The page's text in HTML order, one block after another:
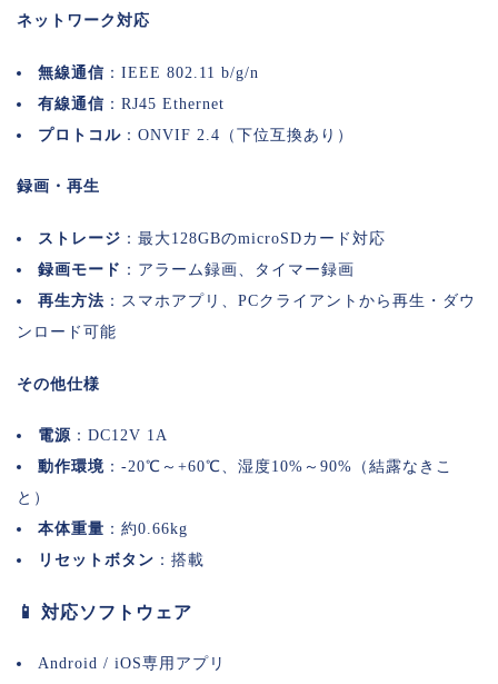
ネットワーク対応
無線通信 ：IEEE 802.11 b/g/n
有線通信 ：RJ45 Ethernet
プロトコル ：ONVIF 2.4（下位互換あり）
録画・再生
ストレージ ：最大128GBのmicroSDカード対応
録画モード ：アラーム録画、タイマー録画
再生方法 ：スマホアプリ、PCクライアントから再生・ダウ
ンロード可能
その他仕様
電源 ：DC12V 1A
動作環境 ：-20℃～+60℃、湿度10%～90%（結露なきこ
と）
本体重量 ：約0.66kg
リセットボタン ：搭載
📱 対応ソフトウェア
Android / iOS専用アプリ